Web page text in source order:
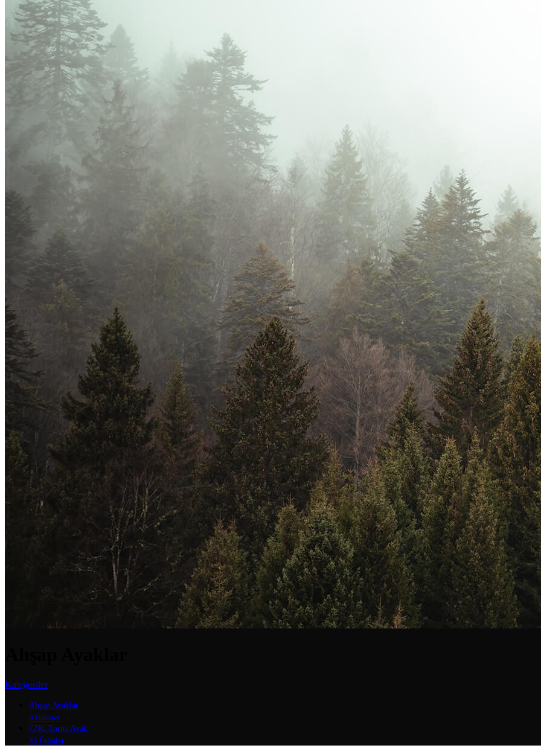
Kategoriler
Ahşap Ayaklar
9 Ürünler
CNC Torna Ayak
35 Ürünler